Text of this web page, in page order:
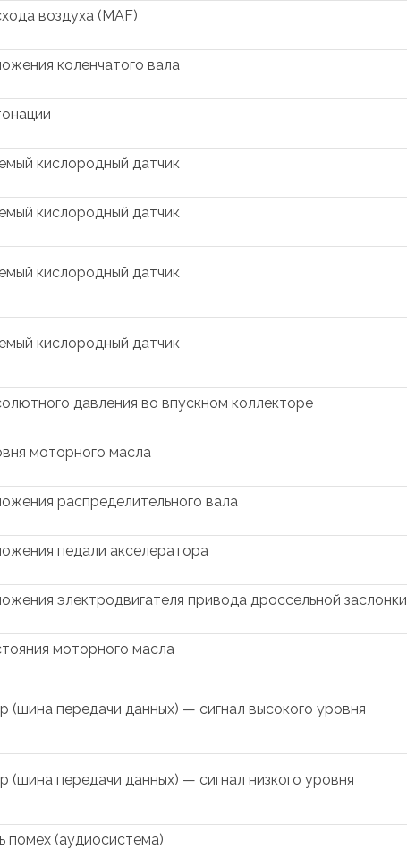
воздуха (MAF)
коленчатого вала
кислородный датчик
кислородный датчик
кислородный датчик
кислородный датчик
давления во впускном коллекторе
моторного масла
распределительного вала
педали акселератора
электродвигателя привода дроссельной заслонки
моторного масла
(шина передачи данных) — сигнал высокого уровня
(шина передачи данных) — сигнал низкого уровня
помех (аудиосистема)